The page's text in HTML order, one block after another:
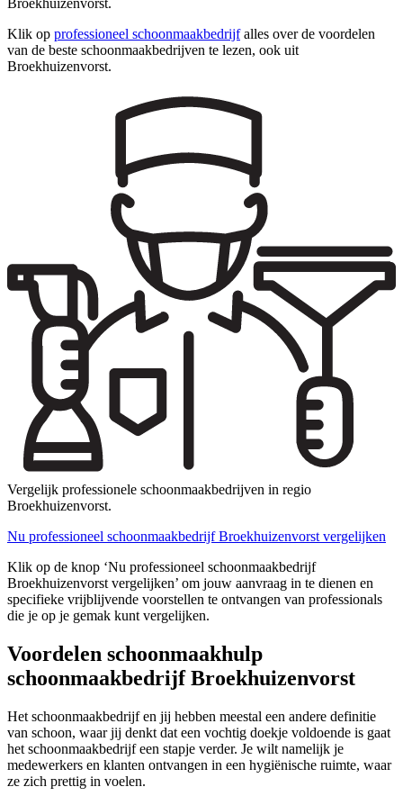
Broekhuizenvorst.
Klik op professioneel schoonmaakbedrijfalles over de voordelen
van de beste schoonmaakbedrijven te lezen, ook uit
Broekhuizenvorst.
Vergelijk professionele schoonmaakbedrijven in regio
Broekhuizenvorst.
Nu professioneel schoonmaakbedrijf Broekhuizenvorst vergelijken
Klik op de knop ‘Nu professioneel schoonmaakbedrijf
Broekhuizenvorst vergelijken’ om jouw aanvraag in te dienen en
specifieke vrijblijvende voorstellen te ontvangen van professionals
die je op je gemak kunt vergelijken.
Voordelen schoonmaakhulp
schoonmaakbedrijf Broekhuizenvorst
Het schoonmaakbedrijf en jij hebben meestal een andere definitie
van schoon, waar jij denkt dat een vochtig doekje voldoende is gaat
het schoonmaakbedrijf een stapje verder. Je wilt namelijk je
medewerkers en klanten ontvangen in een hygiënische ruimte, waar
ze zich prettig in voelen.